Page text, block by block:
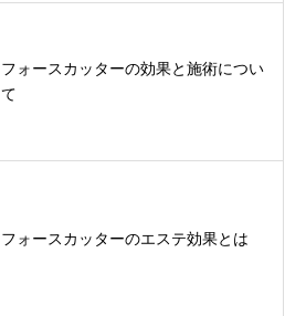
フォースカッターの効果と施術につい
て
フォースカッターのエステ効果とは